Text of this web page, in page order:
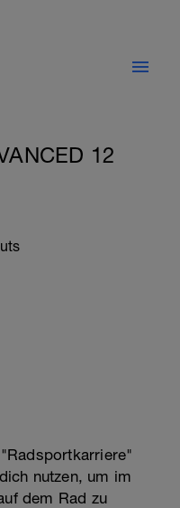
12
nutzen, um im
dem Rad zu